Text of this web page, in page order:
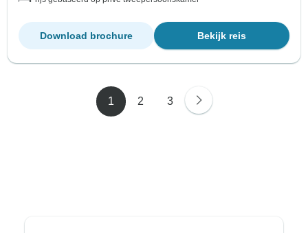
Bekijk reis
Download brochure
1 2 3